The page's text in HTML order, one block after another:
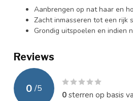
Aanbrengen op nat haar en
Zacht inmasseren tot een rijk
Grondig uitspoelen en indien
Reviews
0 /5
0sterren op basis